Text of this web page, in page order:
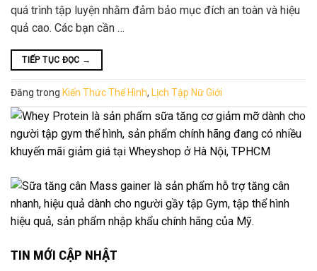
quá trình tập luyện nhằm đảm bảo mục đích an toàn và hiệu
quả cao. Các bạn cần …
TIẾP TỤC ĐỌC →
Đăng trong Kiến Thức Thể Hình, Lịch Tập Nữ Giới
TIN MỚI CẬP NHẬT